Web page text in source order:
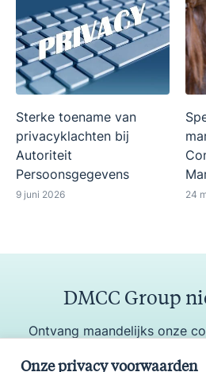
Onze privacy voorwaarden
Sterke toename van
privacyklachten bij
Autoriteit
Persoonsgegevens
9 juni 2026 24
DMCC Group
Ontvang maandelijks onze